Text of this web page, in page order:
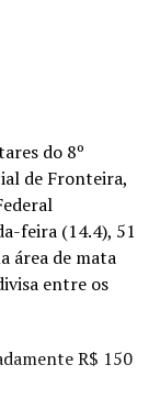
do 8º
de Fronteira,
feira (14.4), 51
área de mata
entre os
R$ 150